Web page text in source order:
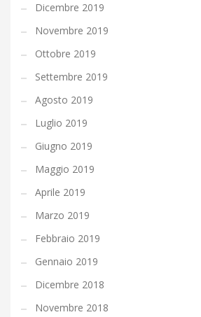
Dicembre 2019
Novembre 2019
Ottobre 2019
Settembre 2019
Agosto 2019
Luglio 2019
Giugno 2019
Maggio 2019
Aprile 2019
Marzo 2019
Febbraio 2019
Gennaio 2019
Dicembre 2018
Novembre 2018